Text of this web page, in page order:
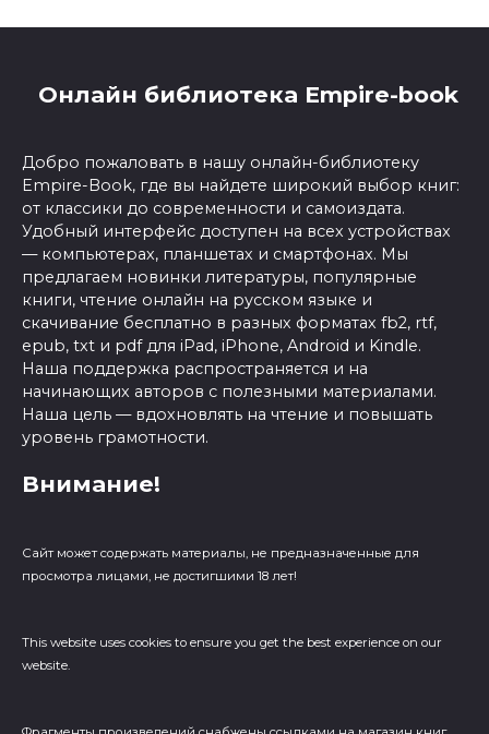
Онлайн библиотека Empire-book
Добро пожаловать в нашу онлайн-библиотеку
Empire-Book, где вы найдете широкий выбор книг:
от классики до современности и самоиздата.
Удобный интерфейс доступен на всех устройствах
— компьютерах, планшетах и смартфонах. Мы
предлагаем новинки литературы, популярные
книги, чтение онлайн на русском языке и
скачивание бесплатно в разных форматах fb2, rtf,
epub, txt и pdf для iPad, iPhone, Android и Kindle.
Наша поддержка распространяется и на
начинающих авторов с полезными материалами.
Наша цель — вдохновлять на чтение и повышать
уровень грамотности.
Внимание!
Сайт может содержать материалы, не предназначенные для
просмотра лицами, не достигшими 18 лет!
This website uses cookies to ensure you get the best experience on our
website.